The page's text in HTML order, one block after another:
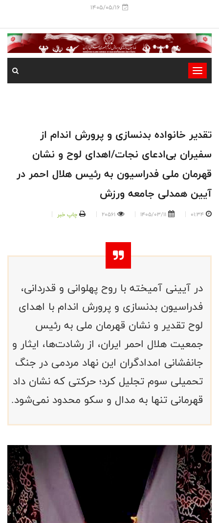
1405/05/16
-
-
-
تقدیر خانواده بدنسازی و پرورش اندام از
سفیران بی‌ادعای نجات/اهدای لوح و نشان
قهرمان ملی فدراسیون به رئیس هلال احمر در
آیین همدلی جامعه ورزش
01:34
1405/03/11
20561 چاپ خبر
در آیینی آمیخته با روح پهلوانی و قدردانی،
فدراسیون بدنسازی و پرورش اندام با اهدای
لوح تقدیر و نشان قهرمان ملی به رئیس
جمعیت هلال احمر ایران، از رشادت‌ها، ایثار و
جانفشانی امدادگران این نهاد مردمی در جنگ
تحمیلی سوم تجلیل کرد؛ حرکتی که نشان داد
قهرمانی تنها به مدال و سکو محدود نمی‌شود.